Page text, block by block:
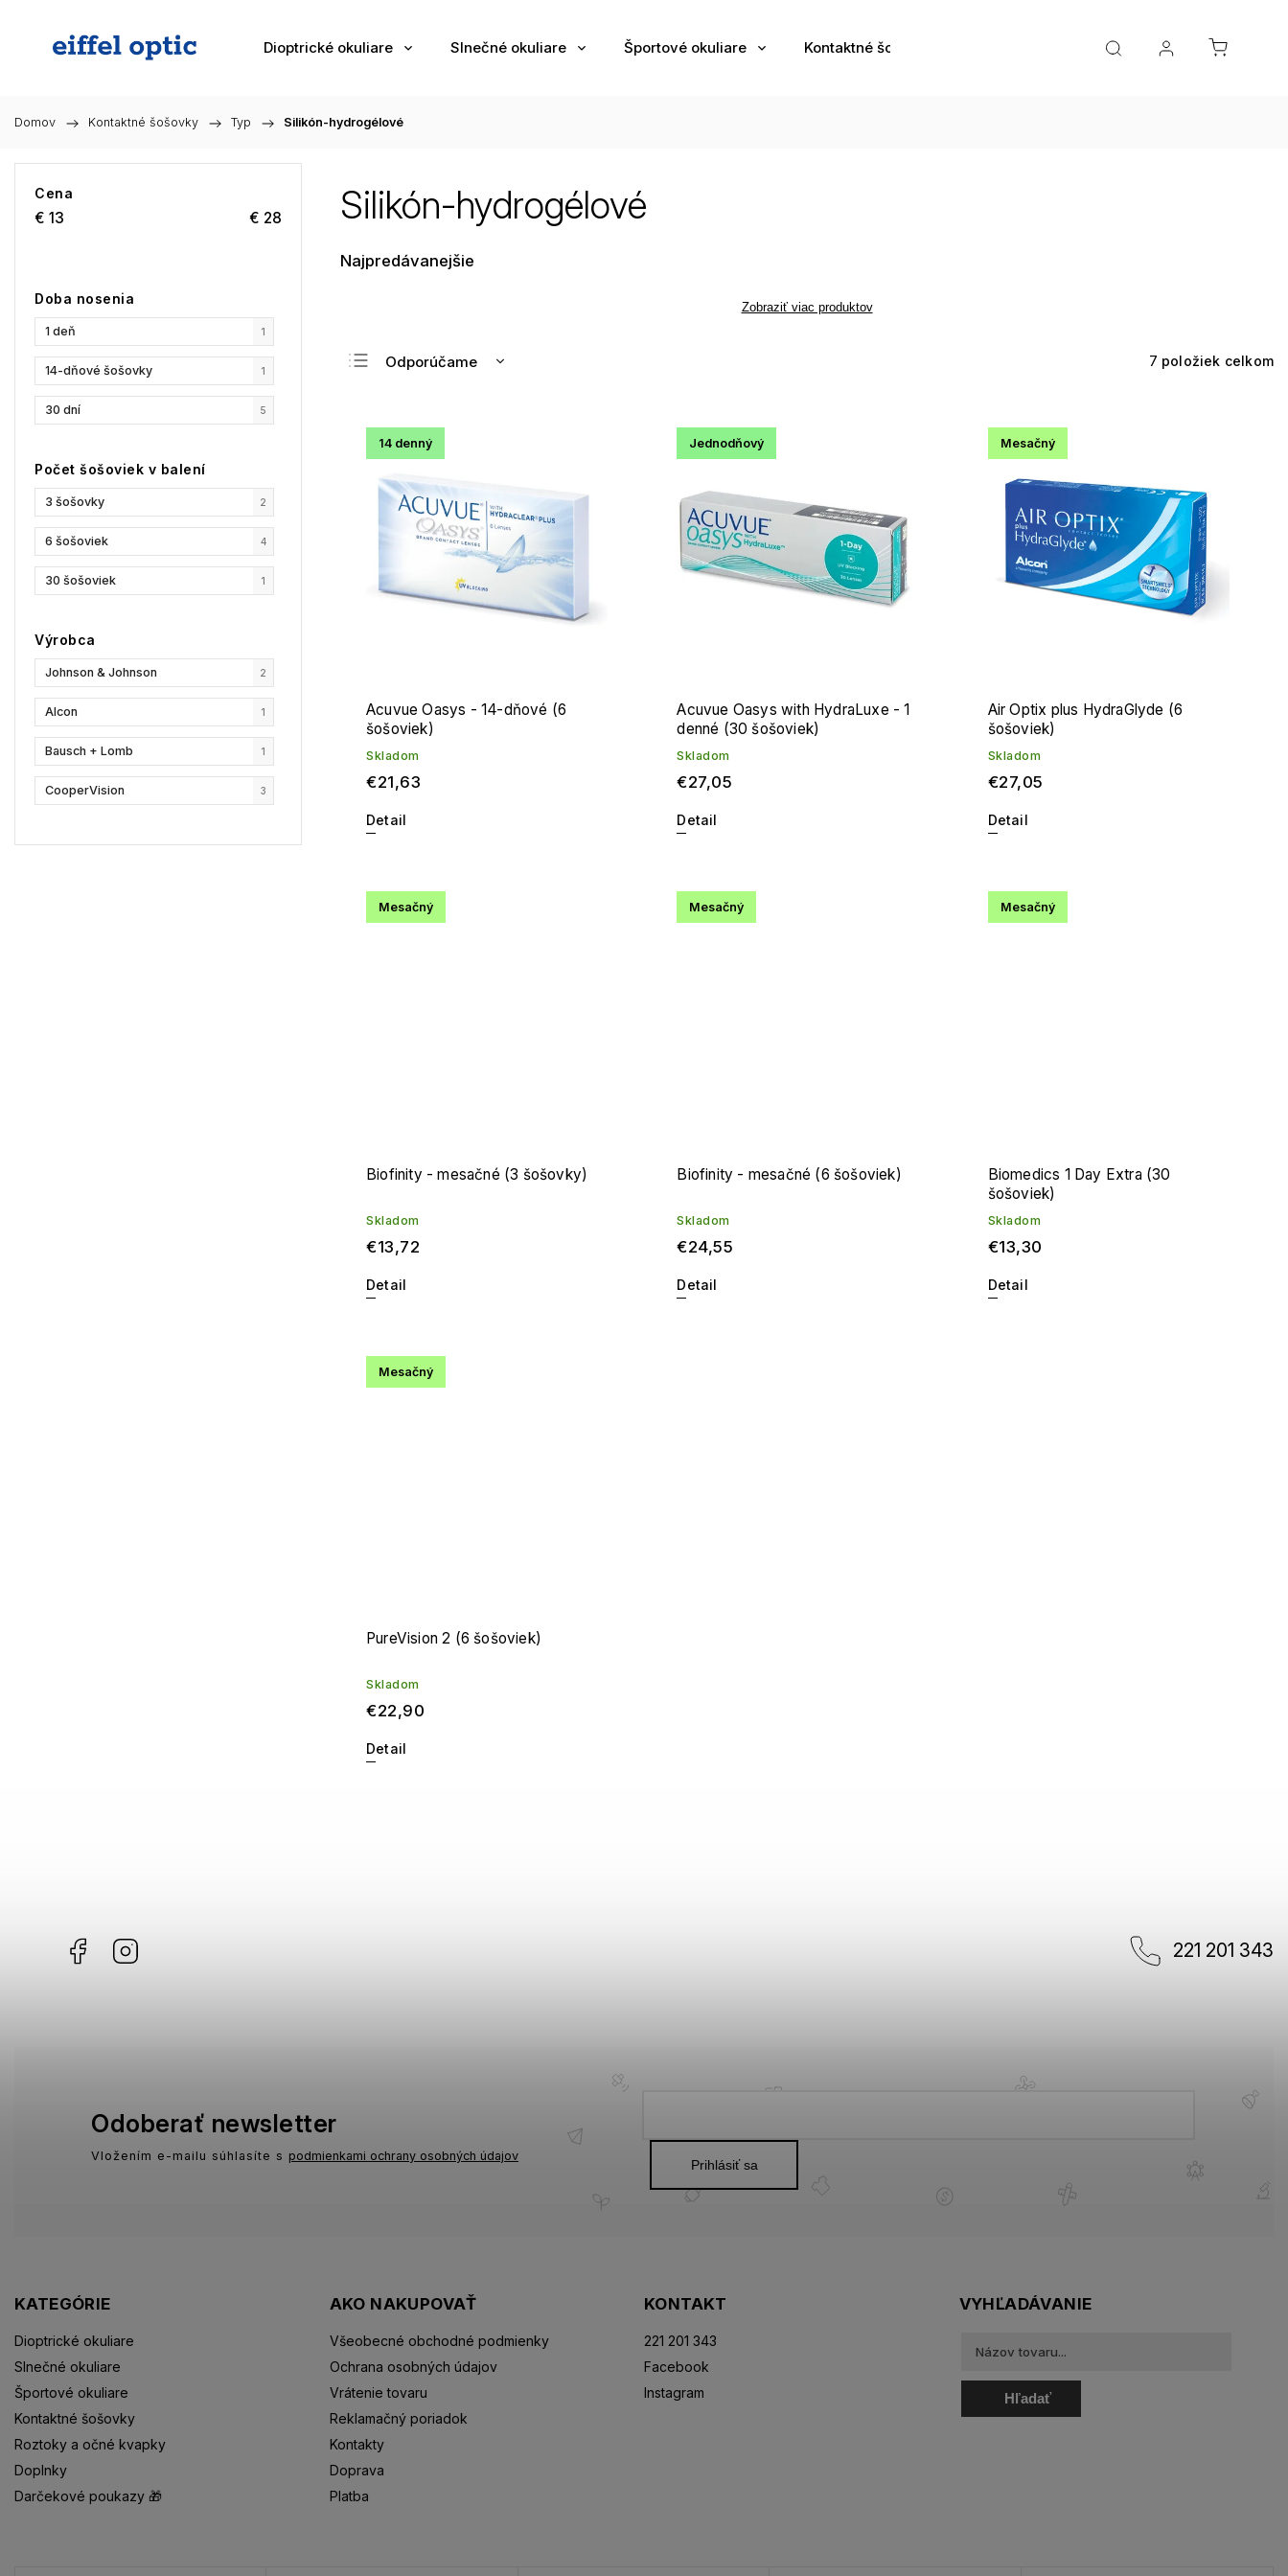
Dioptrické okuliare Slnečné okuliare Športové okuliare Kontaktné šošovky Roztoky a očné kvapky Doplnky
Domov / Kontaktné šošovky / Typ / Silikón-hydrogélové
Cena
€ 13 € 28
Doba nosenia
1 deň 1
14-dňové šošovky 1
30 dní 5
Počet šošoviek v balení
3 šošovky 2
6 šošoviek 4
30 šošoviek 1
Výrobca
Johnson & Johnson 2
Alcon 1
Bausch + Lomb 1
CooperVision 3
Silikón-hydrogélové
Najpredávanejšie
Zobraziť viac produktov
Odporúčame
Najpredávanejšie
Abecedne
7 položiek celkom
14 denný
Acuvue Oasys - 14-dňové (6
šošoviek)
Skladom
€21,63
Detail
Jednodňový
Acuvue Oasys with HydraLuxe - 1
denné (30 šošoviek)
Skladom
€27,05
Detail
Mesačný
Air Optix plus HydraGlyde (6
šošoviek)
Skladom
€27,05
Detail
Mesačný
Biofinity - mesačné (3 šošovky)
Skladom
€13,72
Detail
Mesačný
Biofinity - mesačné (6 šošoviek)
Skladom
€24,55
Detail
Mesačný
Biomedics 1 Day Extra (30
šošoviek)
Skladom
€13,30
Detail
Mesačný
PureVision 2 (6 šošoviek)
Skladom
€22,90
Detail
Facebook 221 201 343
KATEGÓRIE
Dioptrické okuliare
Slnečné okuliare
Športové okuliare
Kontaktné šošovky
Roztoky a očné kvapky
Doplnky
Darčekové poukazy 🎁
AKO NAKUPOVAŤ
Všeobecné obchodné podmienky
Ochrana osobných údajov
Vrátenie tovaru
Reklamačný poriadok
Kontakty
Doprava
Platba
KONTAKT
221 201 343
Facebook
Instagram
Odoberať newsletter
Vložením e-mailu súhlasíte s podmienkami ochrany osobných údajov
Prihlásiť sa
VYHĽADÁVANIE
Hľadať